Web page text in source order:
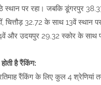
स्थान पर रहा। जबकि डूंगरपुर
चित्तौड़ 32.72 के साथ 13वें स्थान
और उदयपुर 29.32 स्कोर के साथ
है रैंकिंग:
रैंकिंग के लिए कुल 4 श्रेणियां